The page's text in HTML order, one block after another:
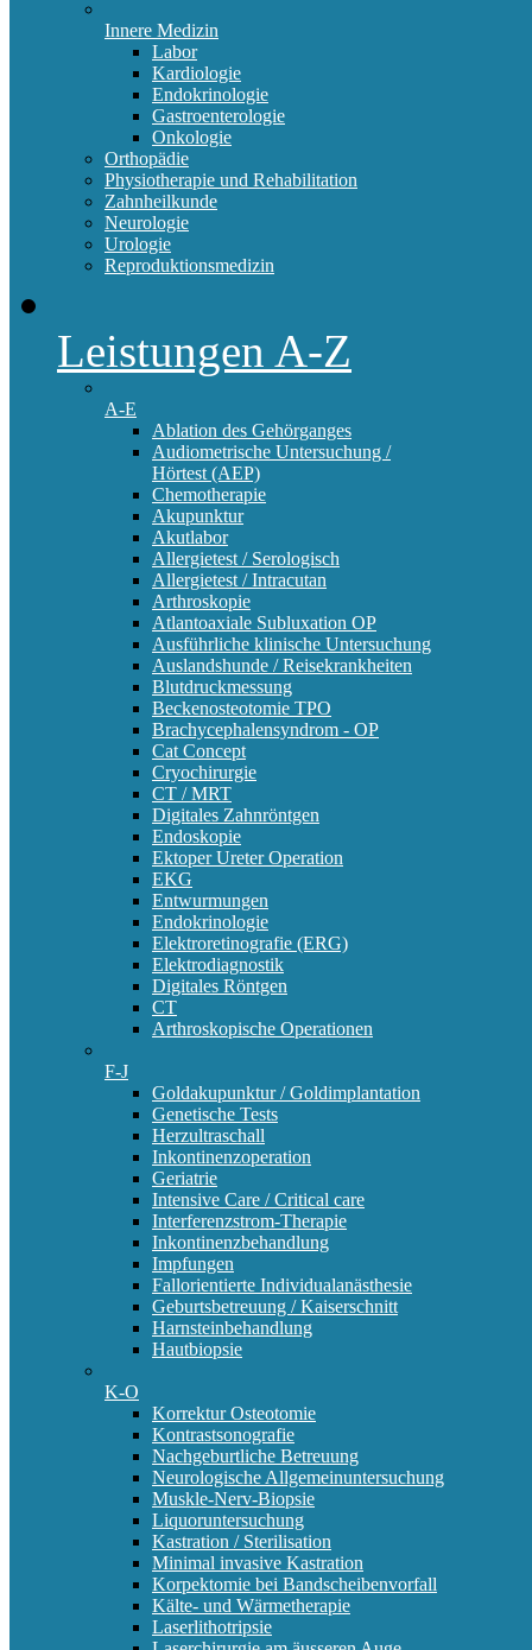
Innere Medizin
Labor
Kardiologie
Endokrinologie
Gastroenterologie
Onkologie
Orthopädie
Physiotherapie und Rehabilitation
Zahnheilkunde
Neurologie
Urologie
Reproduktionsmedizin
Leistungen A-Z
A-E
Ablation des Gehörganges
Audiometrische Untersuchung /
Hörtest (AEP)
Chemotherapie
Akupunktur
Akutlabor
Allergietest / Serologisch
Allergietest / Intracutan
Arthroskopie
Atlantoaxiale Subluxation OP
Ausführliche klinische Untersuchung
Auslandshunde / Reisekrankheiten
Blutdruckmessung
Beckenosteotomie TPO
Brachycephalensyndrom - OP
Cat Concept
Cryochirurgie
CT / MRT
Digitales Zahnröntgen
Endoskopie
Ektoper Ureter Operation
EKG
Entwurmungen
Endokrinologie
Elektroretinografie (ERG)
Elektrodiagnostik
Digitales Röntgen
CT
Arthroskopische Operationen
F-J
Goldakupunktur / Goldimplantation
Genetische Tests
Herzultraschall
Inkontinenzoperation
Geriatrie
Intensive Care / Critical care
Interferenzstrom-Therapie
Inkontinenzbehandlung
Impfungen
Fallorientierte Individualanästhesie
Geburtsbetreuung / Kaiserschnitt
Harnsteinbehandlung
Hautbiopsie
K-O
Korrektur Osteotomie
Kontrastsonografie
Nachgeburtliche Betreuung
Neurologische Allgemeinuntersuchung
Muskle-Nerv-Biopsie
Liquoruntersuchung
Kastration / Sterilisation
Minimal invasive Kastration
Korpektomie bei Bandscheibenvorfall
Kälte- und Wärmetherapie
Laserlithotripsie